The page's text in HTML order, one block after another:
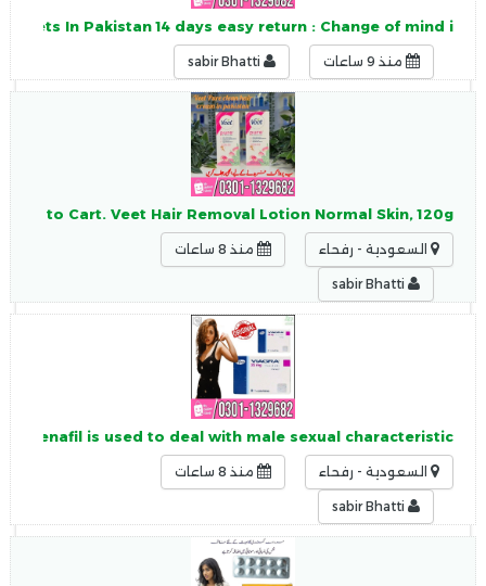
In Pakistan 14 days easy return : Change of mind i
منذ 9 ساعات
to Cart. Veet Hair Removal Lotion Normal Skin, 120g.
السعودية - رفحاء منذ 8 ساعات
Sildenafil is used to deal with male sexual characteristic
السعودية - رفحاء منذ 8 ساعات